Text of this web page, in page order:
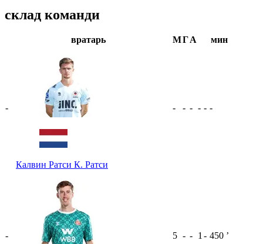
склад команди
вратарь МГА мин
-
Калвин Ратси К. Ратси
- - - - - -
- 5 - - 1 - 450 ʼ